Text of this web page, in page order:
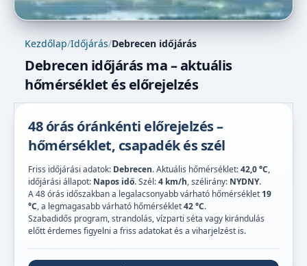
Kezdőlap/Időjárás/Debrecen időjárás
Debrecen időjárás ma – aktuális
hőmérséklet és előrejelzés
48 órás óránkénti előrejelzés –
hőmérséklet, csapadék és szél
Friss időjárási adatok: Debrecen. Aktuális hőmérséklet:42,0 °C,
időjárási állapot: Napos idő. Szél:4 km/h, szélirány: NYDNY.
A 48 órás időszakban a legalacsonyabb várható hőmérséklet 19
°C, a legmagasabb várható hőmérséklet42 °C.
Szabadidős program, strandolás, vízparti séta vagy kirándulás
előtt érdemes figyelni a friss adatokat és a viharjelzést is.